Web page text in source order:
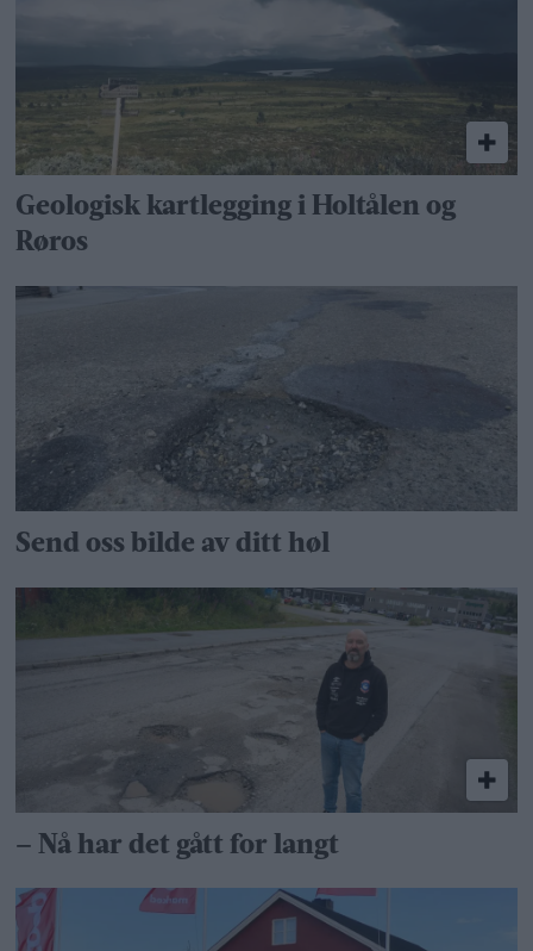
Geologisk kartlegging i Holtålen og
Røros
Send oss bilde av ditt høl
– Nå har det gått for langt